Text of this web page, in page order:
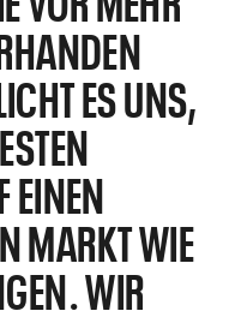
ES UNS,
EINEN
MARKT WIE
WIR